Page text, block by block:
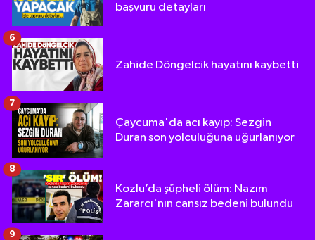
başvuru detayları
Zahide Döngelcik hayatını kaybetti
6
Çaycuma'da acı kayıp: Sezgin
Duran son yolculuğuna uğurlanıyor
7
Kozlu’da şüpheli ölüm: Nazım
Zararcı'nın cansız bedeni bulundu
8
9